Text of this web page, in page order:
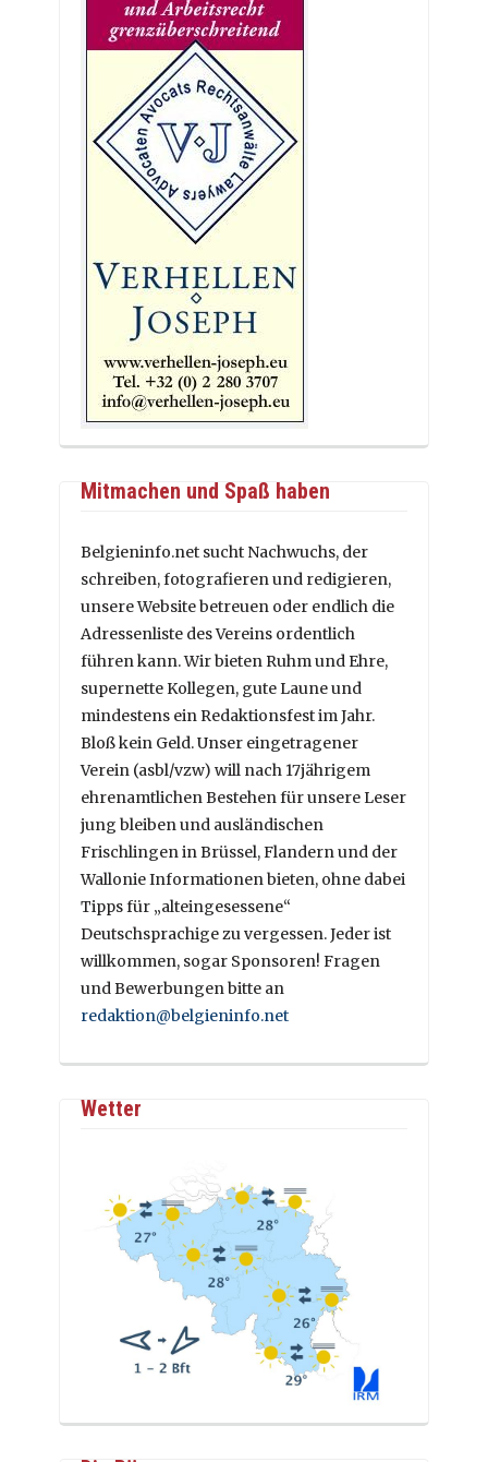
Mitmachen und Spaß haben
Belgieninfo.net sucht Nachwuchs, der
schreiben, fotografieren und redigieren,
unsere Website betreuen oder endlich die
Adressenliste des Vereins ordentlich
führen kann. Wir bieten Ruhm und Ehre,
supernette Kollegen, gute Laune und
mindestens ein Redaktionsfest im Jahr.
Bloß kein Geld. Unser eingetragener
Verein (asbl/vzw) will nach 17jährigem
ehrenamtlichen Bestehen für unsere Leser
jung bleiben und ausländischen
Frischlingen in Brüssel, Flandern und der
Wallonie Informationen bieten, ohne dabei
Tipps für „alteingesessene“
Deutschsprachige zu vergessen. Jeder ist
willkommen, sogar Sponsoren! Fragen
und Bewerbungen bitte an
redaktion@belgieninfo.net
Wetter